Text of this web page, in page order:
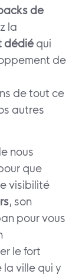
de
la
dédiéqui
de
de tout ce
autres
nous
que
visibilité
, son
pour vous
le fort
la ville qui y